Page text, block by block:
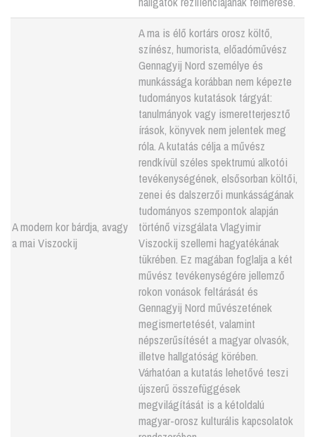
A modern kor bárdja, avagy
a mai Viszockij
A ma is élő kortárs orosz költő,
színész, humorista, előadóművész
Gennagyij Nord személye és
munkássága korábban nem képezte
tudományos kutatások tárgyát:
tanulmányok vagy ismeretterjesztő
írások, könyvek nem jelentek meg
róla. A kutatás célja a művész
rendkívül széles spektrumú alkotói
tevékenységének, elsősorban költői,
zenei és dalszerzői munkásságának
tudományos szempontok alapján
történő vizsgálata Vlagyimir
Viszockij szellemi hagyatékának
tükrében. Ez magában foglalja a két
művész tevékenységére jellemző
rokon vonások feltárását és
Gennagyij Nord művészetének
megismertetését, valamint
népszerűsítését a magyar olvasók,
illetve hallgatóság körében.
Várhatóan a kutatás lehetővé teszi
újszerű összefüggések
megvilágítását is a kétoldalú
magyar-orosz kulturális kapcsolatok